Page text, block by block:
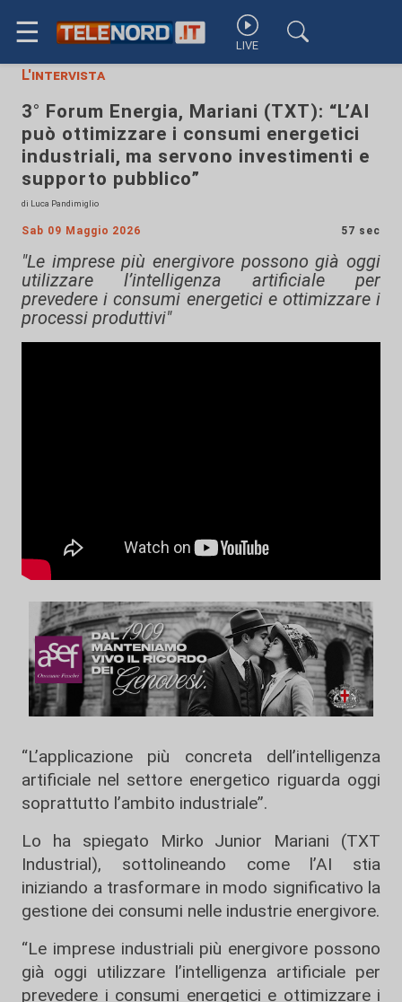
☰ LIVE
L'intervista
3° Forum Energia, Mariani (TXT): “L’AI
può ottimizzare i consumi energetici
industriali, ma servono investimenti e
supporto pubblico”
di Luca Pandimiglio
Sab 09 Maggio 2026 57 sec
"Le imprese più energivore possono già oggi
utilizzare l’intelligenza artificiale per
prevedere i consumi energetici e ottimizzare i
processi produttivi"
“L’applicazione più concreta dell’intelligenza
artificiale nel settore energetico riguarda oggi
soprattutto l’ambito industriale”.
Lo ha spiegato
Mirko Junior Mariani (TXT
Industrial), sottolineando come l’AI stia
iniziando a trasformare in modo significativo la
gestione dei consumi nelle industrie energivore.
“Le imprese industriali più energivore possono
già oggi utilizzare l’intelligenza artificiale per
prevedere i consumi energetici e ottimizzare i